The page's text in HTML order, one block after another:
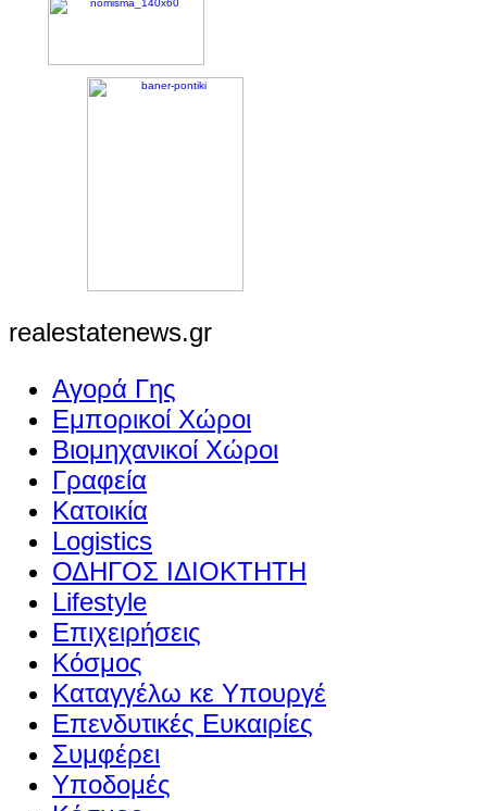
realestatenews.gr
Αγορά Γης
Εμπορικοί Χώροι
Βιομηχανικοί Χώροι
Γραφεία
Κατοικία
Logistics
ΟΔΗΓΟΣ ΙΔΙΟΚΤΗΤΗ
Lifestyle
Επιχειρήσεις
Κόσμος
Καταγγέλω κε Υπουργέ
Επενδυτικές Ευκαιρίες
Συμφέρει
Υποδομές